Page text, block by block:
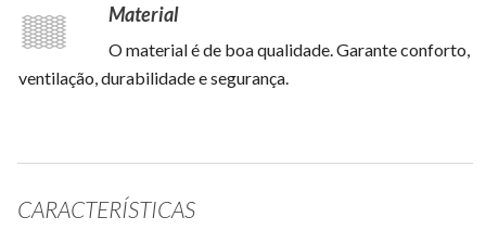
Material
O material é de boa qualidade. Garante conforto,
ventilação, durabilidade e segurança.
CARACTERÍSTICAS